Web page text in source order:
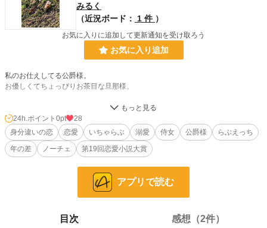
みるく
（近況ボード：
1 件 ）
お気に入りに追加して更新通知を受け取ろう
お気に入り追加
私のお仕えしてる公爵様。
お優しくてちょっぴりお茶目な旦那様。
小説 228,788 位 / 228,788 件
66,373 位 / 66,373 件
24h.ポイント 0pt
28
身分違いの恋
恋愛 いちゃらぶ 溺愛 侍女 公爵様
らぶえっち
年の差
ノーチェ 第19回恋愛小説大賞
アプリで読む
目次 感想（2件）